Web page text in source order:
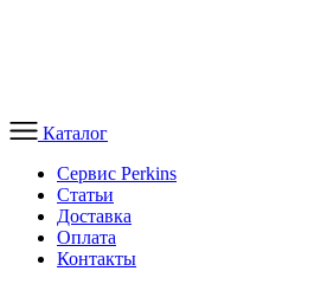
Каталог
Сервис Perkins
Статьи
Доставка
Оплата
Контакты